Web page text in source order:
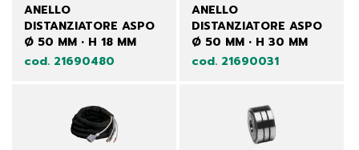
ANELLO
DISTANZIATORE ASPO
Ø 50 MM • H 18 MM
cod. 21690480
ANELLO
DISTANZIATORE ASPO
Ø 50 MM • H 30 MM
cod. 21690031